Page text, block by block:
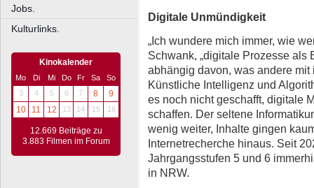
Jobs.
Kulturlinks.
Kinokalender
Mo Di Mi Do Fr Sa
So
3
4 5 6 7 8
9
10
11 12 13 14 15 16
12.669 Beiträge zu
3.883 Filmen im Forum
Digitale Unmündigkeit
„Ich wundere mich immer, wie
Schwank, „digitale Prozesse als
abhängig davon, was andere mit
Künstliche Intelligenz und
es noch nicht geschafft, digitale
schaffen. Der seltene
wenig weiter, Inhalte gingen
Internetrecherche hinaus. Seit
Jahrgangsstufen 5 und 6
in NRW.